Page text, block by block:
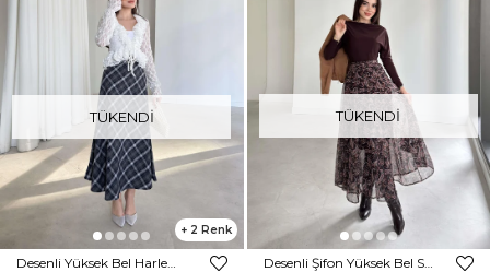
TÜKENDI
2
TÜKENDI
Desenli Şifon Yüksek Bel Sophia Kahve Kadın Etek 26K366